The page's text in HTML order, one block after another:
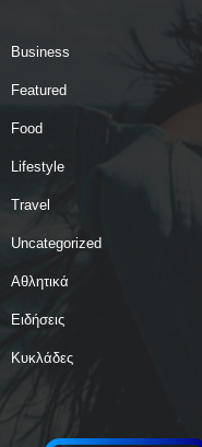
Business
Featured
Food
Lifestyle
Travel
Uncategorized
Αθλητικά
Ειδήσεις
Κυκλάδες